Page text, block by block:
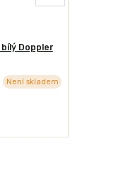
Doppler
Není skladem